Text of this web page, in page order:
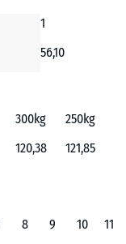
1
56,10
300kg
250kg
120,38 121,85
8 9 10
11